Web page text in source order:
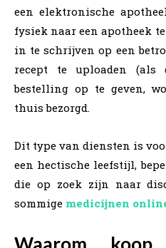
een elektronische
fysiek naar een apotheek
in te schrijven op een
recept te uploaden
bestelling op te geven,
thuis bezorgd.
Dit type van diensten is
een hectische leefstijl,
die op zoek zijn naar
sommige medicijnen